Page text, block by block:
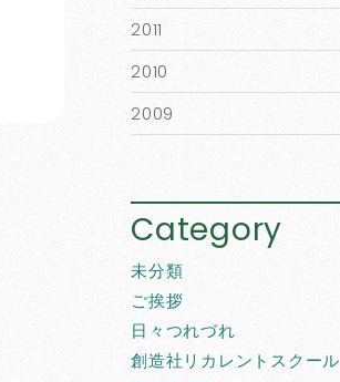
2011
2010
2009
Category
未分類
ご挨拶
日々つれづれ
創造社リカレントスクール